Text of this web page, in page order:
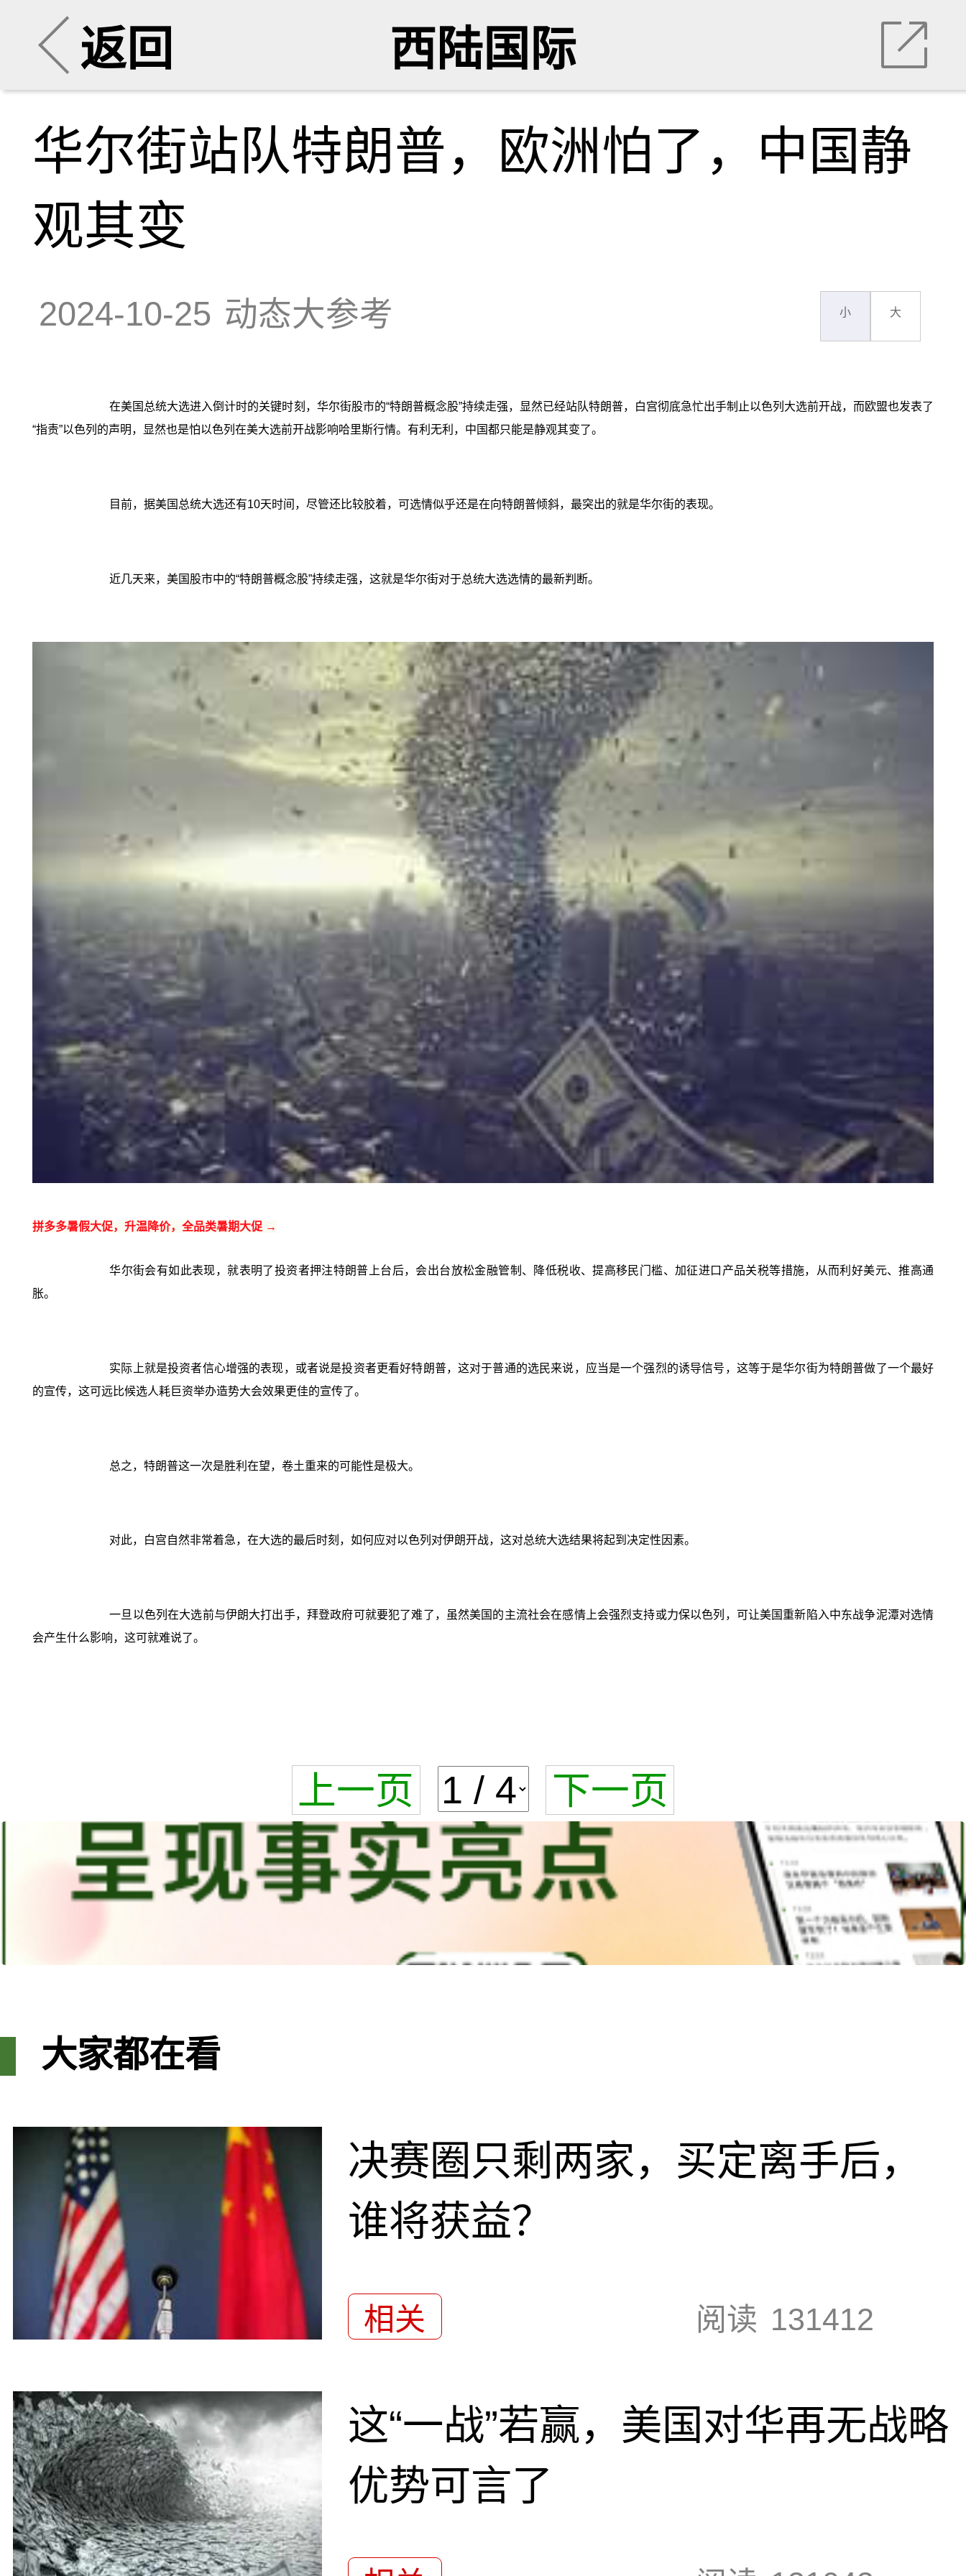
返回 西陆国际
华尔街站队特朗普，欧洲怕了，中国静
观其变
2024-10-25 动态大参考 小 大
在美国总统大选进入倒计时的关键时刻，华尔街股市的“特朗普概念股”持续走强，显然已经站队特朗普，白宫彻底急忙出手制止以色列大选前开战，而欧盟也发表了
“指责”以色列的声明，显然也是怕以色列在美大选前开战影响哈里斯行情。有利无利，中国都只能是静观其变了。
目前，据美国总统大选还有10天时间，尽管还比较胶着，可选情似乎还是在向特朗普倾斜，最突出的就是华尔街的表现。
近几天来，美国股市中的“特朗普概念股”持续走强，这就是华尔街对于总统大选选情的最新判断。
拼多多暑假大促，升温降价，全品类暑期大促 →
华尔街会有如此表现，就表明了投资者押注特朗普上台后，会出台放松金融管制、降低税收、提高移民门槛、加征进口产品关税等措施，从而利好美元、推高通
胀。
实际上就是投资者信心增强的表现，或者说是投资者更看好特朗普，这对于普通的选民来说，应当是一个强烈的诱导信号，这等于是华尔街为特朗普做了一个最好
的宣传，这可远比候选人耗巨资举办造势大会效果更佳的宣传了。
总之，特朗普这一次是胜利在望，卷土重来的可能性是极大。
对此，白宫自然非常着急，在大选的最后时刻，如何应对以色列对伊朗开战，这对总统大选结果将起到决定性因素。
一旦以色列在大选前与伊朗大打出手，拜登政府可就要犯了难了，虽然美国的主流社会在感情上会强烈支持或力保以色列，可让美国重新陷入中东战争泥潭对选情
会产生什么影响，这可就难说了。
上一页 下一页
大家都在看
决赛圈只剩两家，买定离手后，
谁将获益？
相关 阅读 131412
这“一战”若赢，美国对华再无战略
优势可言了